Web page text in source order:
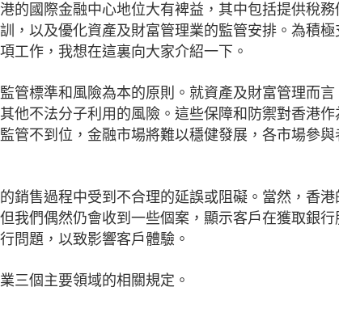
的國際金融中心地位大有裨益，其中包括提供稅務
，以及優化資產及財富管理業的監管安排。為積極
工作，我想在這裏向大家介紹一下。
管標準和風險為本的原則。就資產及財富管理而言
他不法分子利用的風險。這些保障和防禦對香港作
管不到位，金融市場將難以穩健發展，各市場參與
銷售過程中受到不合理的延誤或阻礙。當然，香港
我們偶然仍會收到一些個案，顯示客戶在獲取銀行
問題，以致影響客戶體驗。
三個主要領域的相關規定。